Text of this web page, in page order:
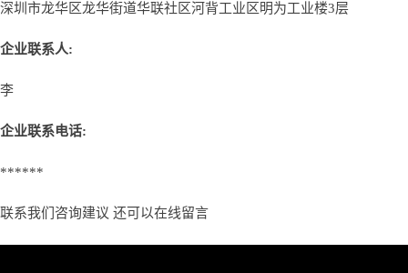
深圳市龙华区龙华街道华联社区河背工业区明为工业楼3层
企业联系人:
李
企业联系电话:
******
联系我们咨询建议 还可以在线留言